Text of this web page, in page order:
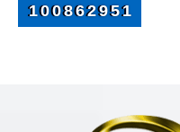
100862951